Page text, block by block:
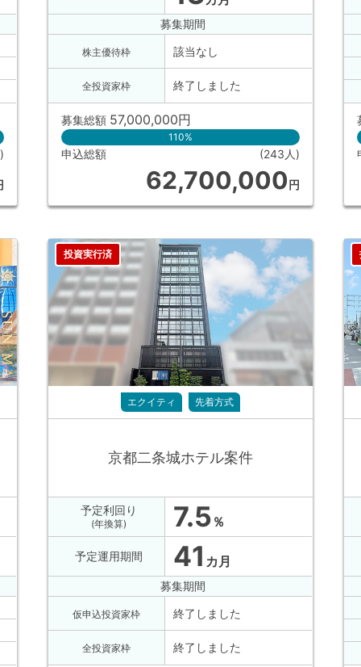
募集期間
株主優待枠
全投資家枠
該当なし
終了しました
募集総額 57,000,000円
110%
申込総額 (243人)
62,700,000円
投資実行済
エクイティ 先着方式
京都二条城ホテル案件
予定利回り
(年換算) 7.5 ％
予定運用期間 41 カ月
募集期間
仮申込投資家枠
全投資家枠
終了しました
終了しました